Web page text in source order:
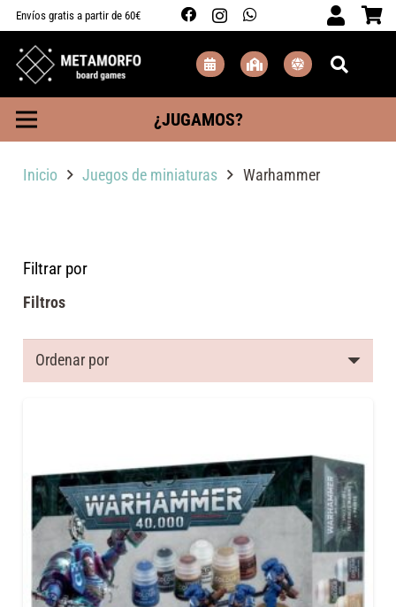
Envíos gratis a partir de 60€
¿JUGAMOS?
Inicio Juegos de miniaturas Warhammer
Filtrar por
Filtros